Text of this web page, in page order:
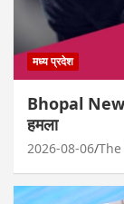
मध्य प्रदेश
Bhopal
हमला
2026-08-06